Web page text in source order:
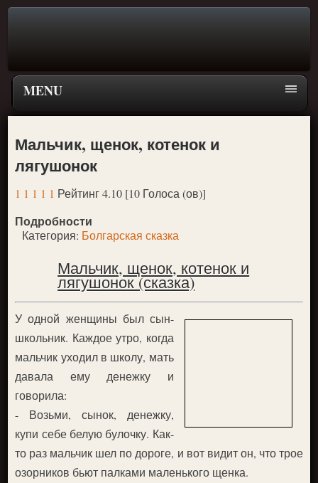
MENU
Главная страница
Поиск
ПЕРЕЙТИ К ГЛАВНОМУ МЕНЮ СКАЗОК
Новое
Популярное
Мальчик, щенок, котенок и
лягушонок
1 1 1 1 1 Рейтинг 4.10 [10 Голоса (ов)]
Подробности
Категория: Болгарская сказка
Мальчик, щенок, котенок и
лягушонок (сказка)
У одной женщины был сын-
школьник. Каждое утро, когда
мальчик уходил в школу, мать
давала ему денежку и
говорила:
- Возьми, сынок, денежку,
купи себе белую булочку. Как-
то раз мальчик шел по дороге, и вот видит он, что трое
озорников бьют палками маленького щенка.